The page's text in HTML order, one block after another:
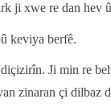
ji xwe re dan
keviya berfê.
Ji min re
zinaran çi dilbaz